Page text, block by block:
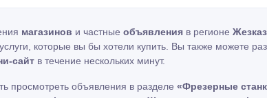
магазинов и частные объявления в регионе
которые вы бы хотели купить. Вы также можете
сайт в течение нескольких минут.
просмотреть объявления в разделе «Фрезерные